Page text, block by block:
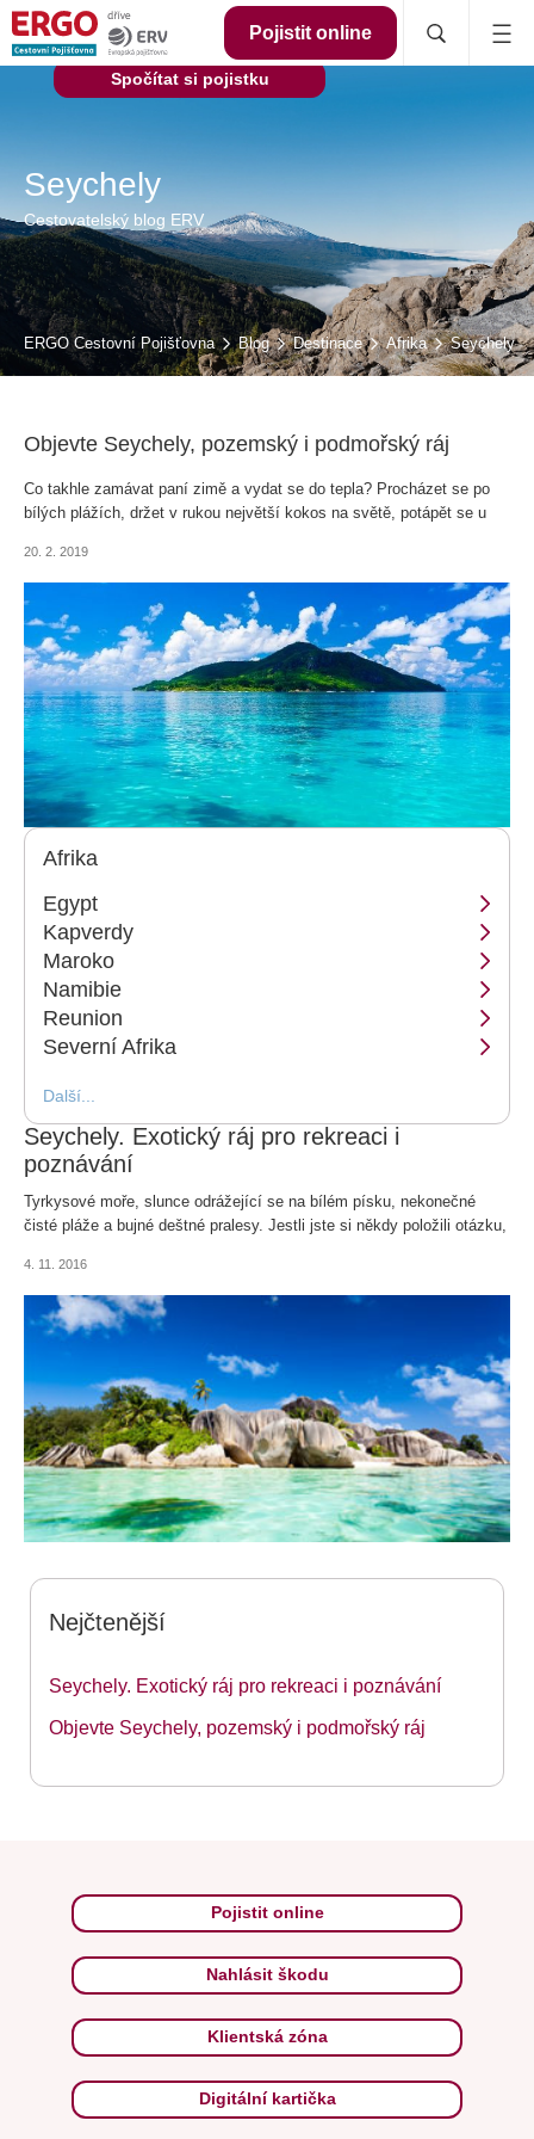
Pojistit online
Seychely
Cestovatelský blog ERV
ERGO Cestovní Pojišťovna Blog Destinace Afrika Seychely
Objevte Seychely, pozemský i podmořský ráj
Co takhle zamávat paní zimě a vydat se do tepla? Procházet se po
bílých plážích, držet v rukou největší kokos na světě, potápět se u
20. 2. 2019
Afrika
Egypt
Kapverdy
Maroko
Namibie
Reunion
Severní Afrika
Další...
Seychely. Exotický ráj pro rekreaci i
poznávání
Tyrkysové moře, slunce odrážející se na bílém písku, nekonečné
čisté pláže a bujné deštné pralesy. Jestli jste si někdy položili otázku,
odpovídat.
4. 11. 2016
Nejčtenější
Seychely. Exotický ráj pro rekreaci i poznávání
Objevte Seychely, pozemský i podmořský ráj
Spočítat si pojistku
Pojistit online
Nahlásit škodu
Klientská zóna
Digitální kartička